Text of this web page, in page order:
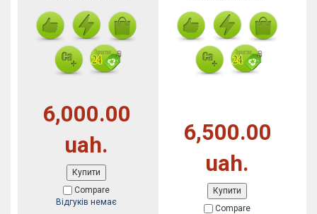
6,000.00
uah.
Купити
Compare
Відгуків немає
6,500.00
uah.
Купити
Compare